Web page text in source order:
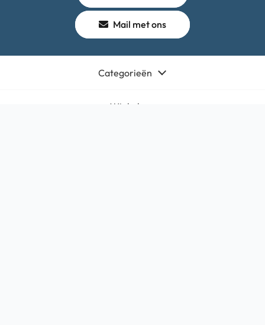
Mail met ons
Categorieën
Winkel